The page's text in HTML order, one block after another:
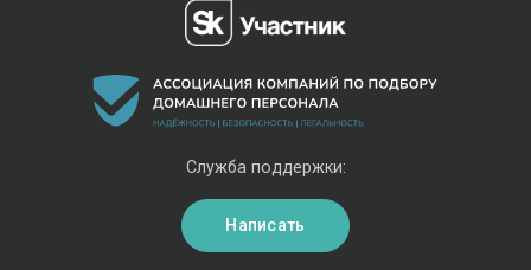
Служба поддержки:
Написать